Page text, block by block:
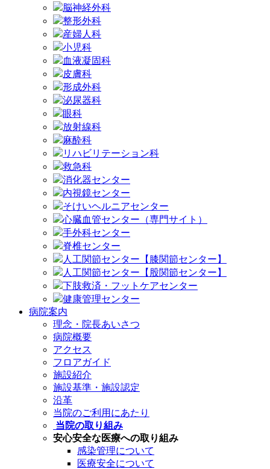
脳神経外科
整形外科
産婦人科
小児科
血液凝固科
皮膚科
形成外科
泌尿器科
眼科
放射線科
麻酔科
リハビリテーション科
救急科
消化器センター
内視鏡センター
そけいヘルニアセンター
心臓血管センター（専門サイト）
手外科センター
脊椎センター
人工関節センター【膝関節センター】
人工関節センター【股関節センター】
下肢救済・フットケアセンター
健康管理センター
病院案内
理念・院長あいさつ
病院概要
アクセス
フロアガイド
施設紹介
施設基準・施設認定
沿革
当院のご利用にあたり
当院の取り組み
安心安全な医療への取り組み
感染管理について
医療安全について